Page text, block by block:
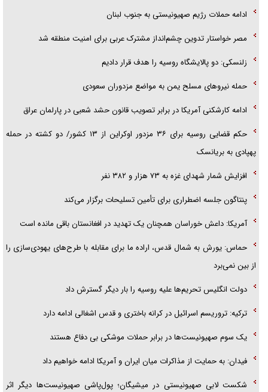
ادامه حملات رژیم صهیونیستی به جنوب لبنان
مصر خواستار تدوین چشم‌انداز مشترک عربی برای امنیت منطقه شد
زلنسکی: دو پالایشگاه روسیه را هدف قرار دادیم
حمله نیرو‌های مسلح یمن به مواضع مزدوران سعودی
ادامه کارشکنی آمریکا در برابر تصویب قانون حشد شعبی در پارلمان عراق
حکم قضایی روسیه برای ۳۶ مزدور اوکراین از ۱۳ کشور/ دو کشته در حمله
پهپادی به بریانسک
افزایش شمار شهدای غزه به ۷۳ هزار و ۳۸۲ نفر
پنتاگون جلسه اضطراری برای تأمین تسلیحات برگزار می‌کند
آمریکا: داعش خوراسان همچنان یک تهدید در افغانستان باقی مانده است
حماس: یورش به شمال قدس، اراده ما برای مقابله با طرح‌های یهودی‌سازی را
از بین نمی‌برد
دولت انگلیس تحریم‌ها علیه روسیه را بار دیگر گسترش داد
ترکیه: تروریسم اسرائیل در کرانه باختری و قدس اشغالی ادامه دارد
یک سوم صهیونیست‌ها در برابر حملات موشکی بی دفاع هستند
فیدان: به حمایت از مذاکرات میان ایران و آمریکا ادامه خواهیم داد
شکست لابی صهیونیستی در میشیگان؛ پول‌پاشی صهیونیست‌ها دیگر اثر